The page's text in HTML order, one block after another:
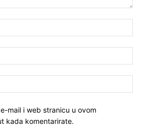
mail i web stranicu u ovom
kada komentarirate.